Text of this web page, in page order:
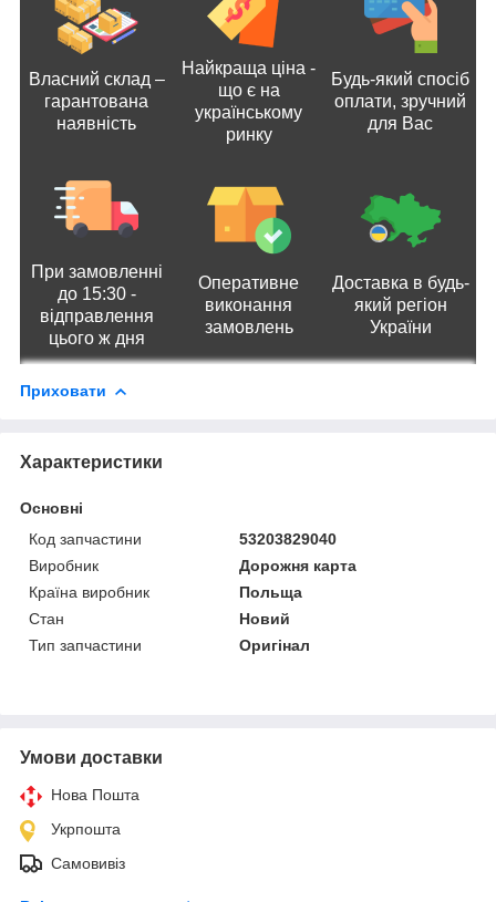
Власний склад –
гарантована
наявність
Найкраща ціна -
що є на
українському
ринку
Будь-який спосіб
оплати, зручний
для Вас
При замовленні
до 15:30 -
відправлення
цього ж дня
Оперативне
виконання
замовлень
Доставка в будь-
який регіон
України
Приховати
Характеристики
Основні
Код запчастини
53203829040
Виробник
Дорожня карта
Країна виробник
Польща
Стан
Новий
Тип запчастини
Оригінал
Умови доставки
Нова Пошта
Укрпошта
Самовивіз